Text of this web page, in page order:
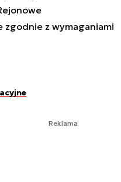
zgodnie z wymaganiami
Reklama